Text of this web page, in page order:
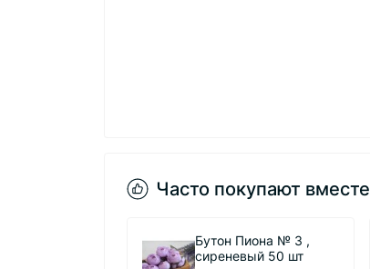
Часто покупают вместе
Бутон Пиона № 3 ,
желтый 50 шт